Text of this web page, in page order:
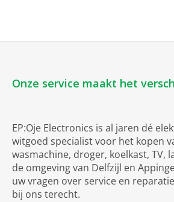
Onze service maakt het
EP:Oje Electronics is al jaren dé
witgoed specialist voor het kopen
wasmachine, droger, koelkast, TV,
de omgeving van Delfzijl en
uw vragen over service en
bij ons terecht.